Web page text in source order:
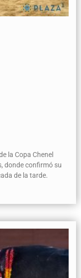
la Copa Chenel
donde confirmó su
de la tarde.